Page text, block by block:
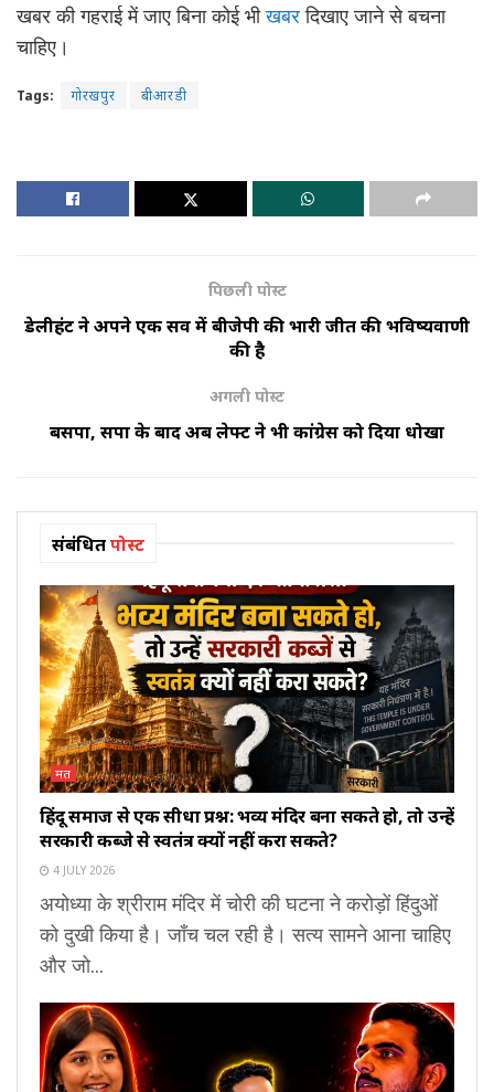
खबर की गहराई में जाए बिना कोई भीखबरदिखाए जाने से बचना
चाहिए।
Tags: गोरखपुर बीआरडी
पिछली पोस्ट
डेलीहंट ने अपने एक सर्वे में बीजेपी की भारी जीत की भविष्यवाणी
की है
अगली पोस्ट
बसपा, सपा के बाद अब लेफ्ट ने भी कांग्रेस को दिया धोखा
संबंधितपोस्ट
मत
हिंदू समाज से एक सीधा प्रश्न: भव्य मंदिर बना सकते हो, तो उन्हें
सरकारी कब्जे से स्वतंत्र क्यों नहीं करा सकते?
4 JULY 2026
अयोध्या के श्रीराम मंदिर में चोरी की घटना ने करोड़ों हिंदुओं
को दुखी किया है। जाँच चल रही है। सत्य सामने आना चाहिए
और जो...